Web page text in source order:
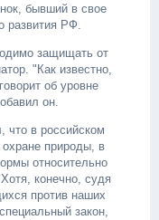
бывший в свое
развития РФ.
защищать от
"Как известно,
об уровне
он.
что в российском
охране природы, в
относительно
конечно, судя
против наших
закон,